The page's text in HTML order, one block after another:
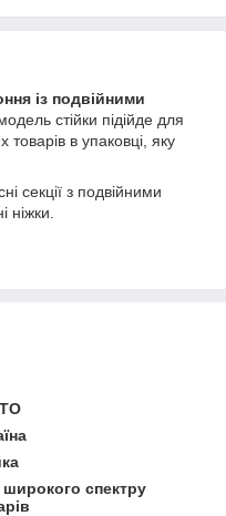
із подвійними
стійки підійде для
товарів в упаковці, яку
секції з подвійними
ніжки.
спектру